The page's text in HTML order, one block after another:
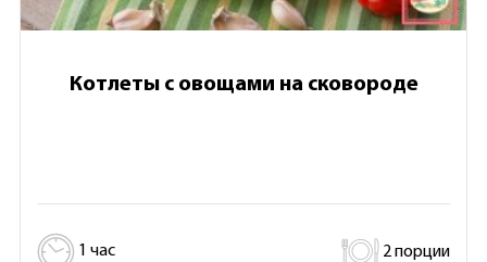
Котлеты с овощами на сковороде
1 час 2 порции